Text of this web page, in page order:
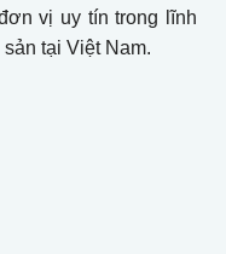
vị uy tín trong lĩnh
tại Việt Nam.